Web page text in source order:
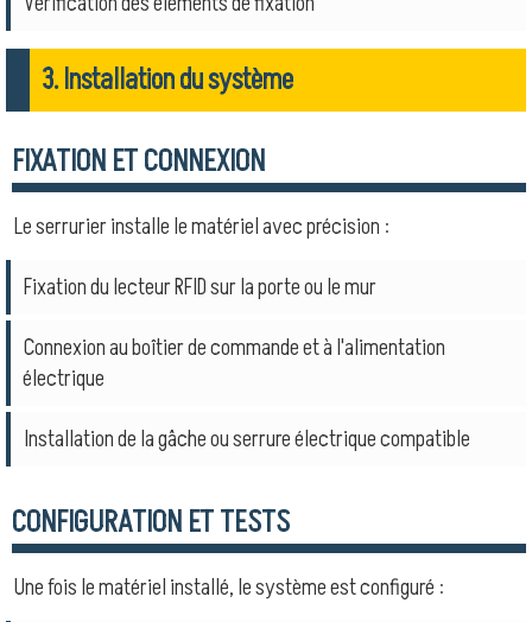
3. Installation du système
FIXATION ET CONNEXION
Le serrurier installe le matériel avec précision :
Fixation du lecteur RFID sur la porte ou le mur
Connexion au boîtier de commande et à l'alimentation
électrique
Installation de la gâche ou serrure électrique compatible
CONFIGURATION ET TESTS
Une fois le matériel installé, le système est configuré :